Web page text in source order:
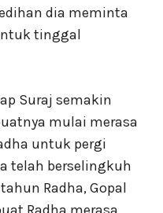
dia meminta
tinggal
Suraj semakin
mulai merasa
untuk pergi
telah berselingkuh
Radha, Gopal